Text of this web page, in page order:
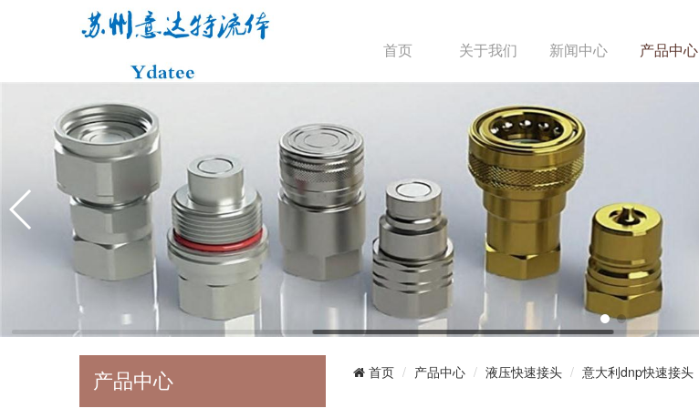
首页 关于我们 新闻中心 产品中心
产品中心 首页 产品中心 液压快速接头 意大利dnp快速接头